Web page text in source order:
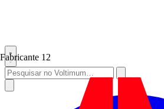
Fabricante 12